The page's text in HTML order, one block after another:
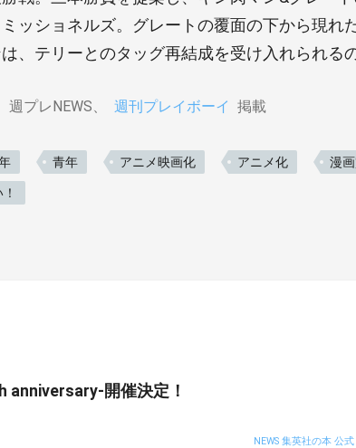
ッショネルズ。グレートの覆面の下から現れ
、テリーとのタッグ再結成を受け入れられる
週プレNEWS 週刊プレイボーイ 掲載
青年 アニメ映画化 アニメ化 漫
anniversary-開催決定！
NEWS 集英社の本 公式